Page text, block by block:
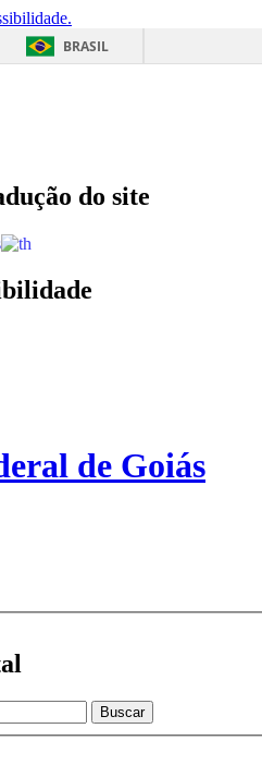
BRASIL
do site
de Goiás
Buscar